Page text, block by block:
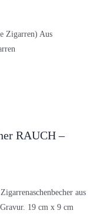
Zigarren) Aus
RAUCH –
aus
19 cm x 9 cm